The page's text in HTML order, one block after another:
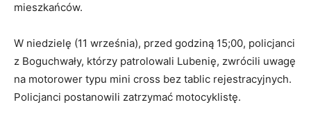
mieszkańców.
W niedzielę (11 września), przed godziną 15;00, policjanci
z Boguchwały, którzy patrolowali Lubenię, zwrócili uwagę
na motorower typu mini cross bez tablic rejestracyjnych.
Policjanci postanowili zatrzymać motocyklistę.